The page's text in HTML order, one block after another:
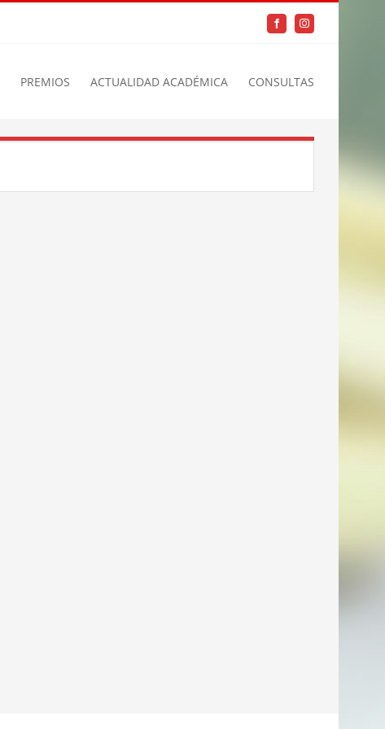
FacebookInstagram
PREMIOS ACTUALIDAD ACADÉMICA CONSULTAS